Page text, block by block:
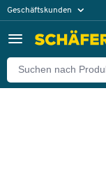
Geschäftskunden
Zurück